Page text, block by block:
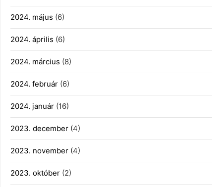
2024. május (6)
2024. április (6)
2024. március (8)
2024. február (6)
2024. január (16)
2023. december (4)
2023. november (4)
2023. október (2)